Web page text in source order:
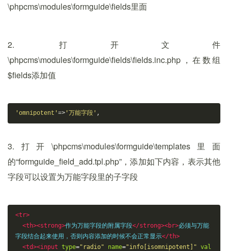
\phpcms\modules\formguide\fields里面
2. 打开文件
\phpcms\modules\formguide\fields\fields.inc.php，在数组
$fields添加值
'omnipotent'=> '万能字段' ,
3.打开\phpcms\modules\formguide\templates里面
的“formguide_field_add.tpl.php”，添加如下内容，表示其他
字段可以设置为万能字段里的子字段
<tr>
<th><strong>作为万能字段的附属字段</strong><br>必须与万能
字段结合起来使用，否则内容添加的时候不会正常显示</th>
<td><input type="radio" name="info[isomnipotent]" val